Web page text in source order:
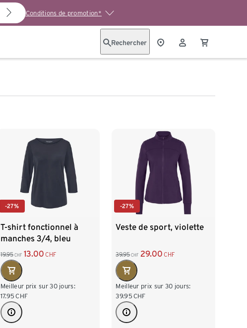
Conditions de promotion*
Rechercher
-27%
T-shirt fonctionnel à
manches 3/4, bleu
19.95 CHF 13.00 CHF
Meilleur prix sur 30 jours:
17.95 CHF
-27%
Veste de sport, violette
39.95 CHF 29.00 CHF
Meilleur prix sur 30 jours:
39.95 CHF